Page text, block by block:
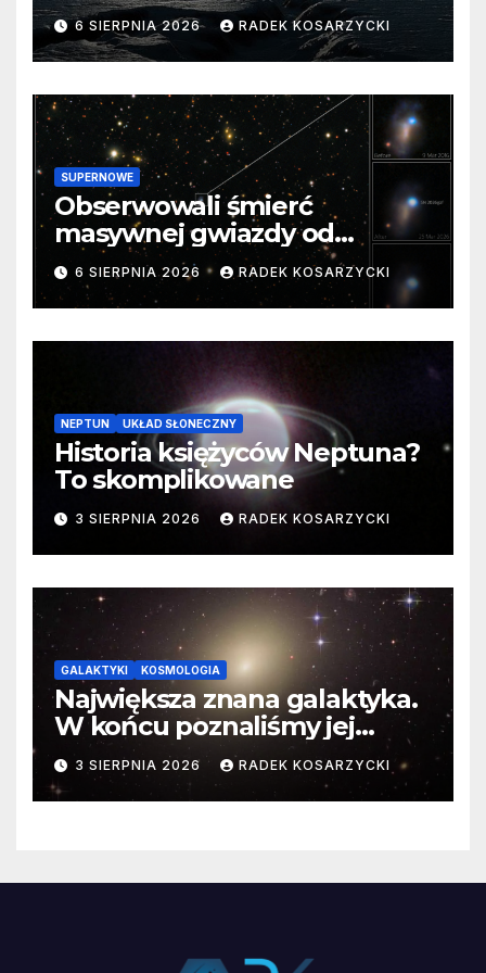
barierę
6 SIERPNIA 2026 RADEK KOSARZYCKI
SUPERNOWE
Obserwowali śmierć
masywnej gwiazdy od
samego początku. Niezwykle
cenne dane
6 SIERPNIA 2026 RADEK KOSARZYCKI
NEPTUN UKŁAD SŁONECZNY
Historia księżyców Neptuna?
To skomplikowane
3 SIERPNIA 2026 RADEK KOSARZYCKI
GALAKTYKI KOSMOLOGIA
Największa znana galaktyka.
W końcu poznaliśmy jej
faktyczne wymiary
3 SIERPNIA 2026 RADEK KOSARZYCKI